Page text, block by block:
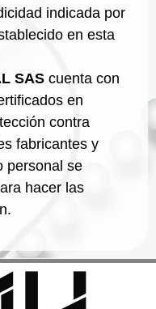
indicada por
en esta
SAS cuenta con
en
contra
fabricantes y
personal se
hacer las